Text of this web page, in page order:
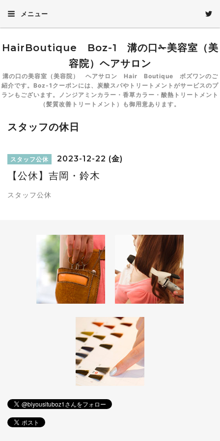
メニュー
HairBoutique Boz-1 溝の口✁美容室（美
容院）ヘアサロン
溝の口の美容室（美容院） ヘアサロン Hair Boutique ボズワンのご
紹介です。Boz-1クーポンには、炭酸スパやトリートメントがサービスのプ
ランもございます。ノンジアミンカラー・香草カラー・酸熱トリートメント
（髪質改善トリートメント）も御用意あります。
スタッフの休日
スタッフ公休 2023-12-22 (金)
【公休】吉岡・鈴木
スタッフ公休